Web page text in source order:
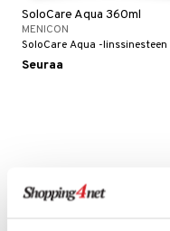
SoloCare Aqua 360ml
MENICON
Seuraa